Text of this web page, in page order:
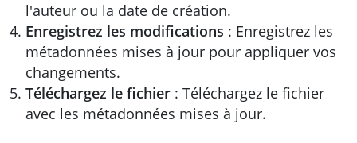
l'auteur ou la date de création.
Enregistrez les modifications : Enregistrez les
métadonnées mises à jour pour appliquer vos
changements.
Téléchargez le fichier : Téléchargez le fichier
avec les métadonnées mises à jour.